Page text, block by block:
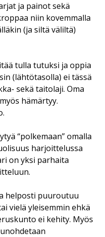
ja painot sekä
niin kovemmalla
(ja siltä väliltä)
tulla tutuksi ja oppia
(lähtötasolla) ei tässä
sekä taitolaji. Oma
hämärtyy.
“polkemaan” omalla
harjoittelussa
on yksi parhaita
helposti puuroutuu
vielä yleisemmin ehkä
ei kehity. Myös